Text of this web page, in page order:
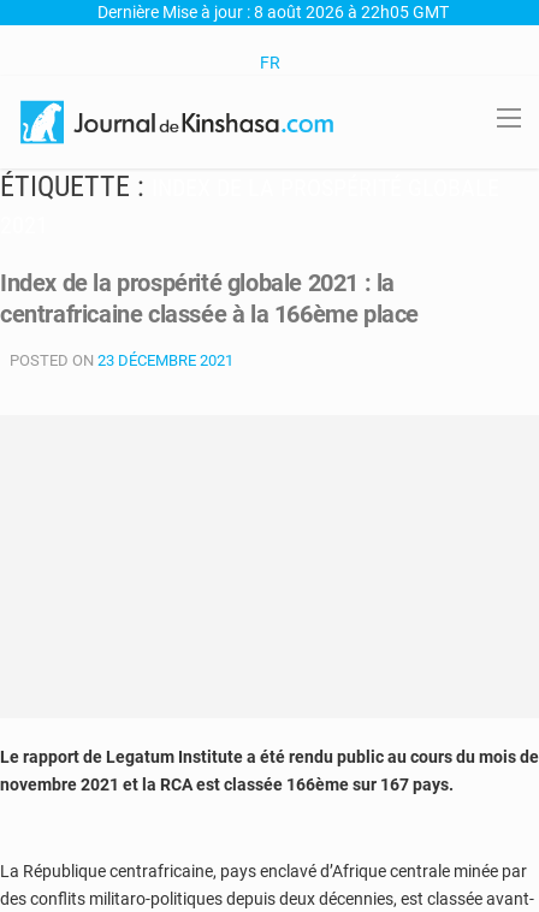
Dernière Mise à jour : 8 août 2026 à 22h05 GMT
FR
ÉTIQUETTE :
Index de la prospérité globale 2021 : la
centrafricaine classée à la 166ème place
POSTED ON 23 DÉCEMBRE 2021
Le rapport de Legatum Institute a été rendu public au cours du mois de
novembre 2021 et la RCA est classée 166ème sur 167 pays.
La République centrafricaine, pays enclavé d’Afrique centrale minée par
des conflits militaro-politiques depuis deux décennies, est classée avant-